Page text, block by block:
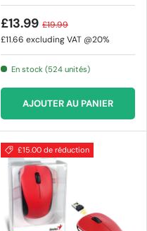
£13.99 £19.99
£11.66 excluding VAT @20%
En stock (524 unités)
AJOUTER AU PANIER
£15.00 de réduction